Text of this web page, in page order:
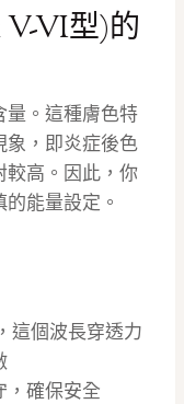
VI型)的
量。這種膚色特
象，即炎症後色
較高。因此，你
能量設定。
這個波長穿透力
，確保安全